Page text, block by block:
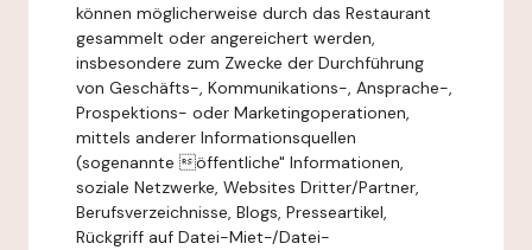
können möglicherweise durch das Restaurant
gesammelt oder angereichert werden,
insbesondere zum Zwecke der Durchführung
von Geschäfts-, Kommunikations-, Ansprache-,
Prospektions- oder Marketingoperationen,
mittels anderer Informationsquellen
(sogenannte öffentliche" Informationen,
soziale Netzwerke, Websites Dritter/Partner,
Berufsverzeichnisse, Blogs, Presseartikel,
Rückgriff auf Datei-Miet-/Datei-